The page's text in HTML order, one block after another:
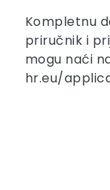
Kompletnu
priručnik i
mogu naći
hr.eu/